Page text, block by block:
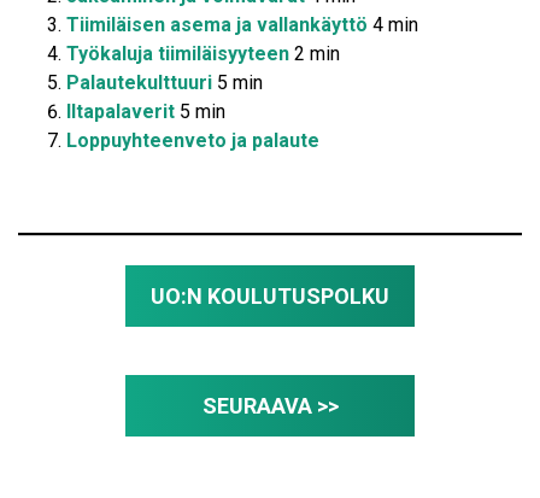
Tiimiläisen asema ja vallankäyttö 4 min
Työkaluja tiimiläisyyteen 2 min
Palautekulttuuri 5 min
Iltapalaverit 5 min
Loppuyhteenveto ja palaute
UO:N KOULUTUSPOLKU
SEURAAVA >>